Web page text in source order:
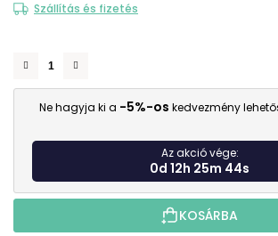
Szállítás és fizetés
Ne hagyja ki a -5%-os kedvezmény
Az akció vége:
0d 12h 25m 44s
KOSÁRBA